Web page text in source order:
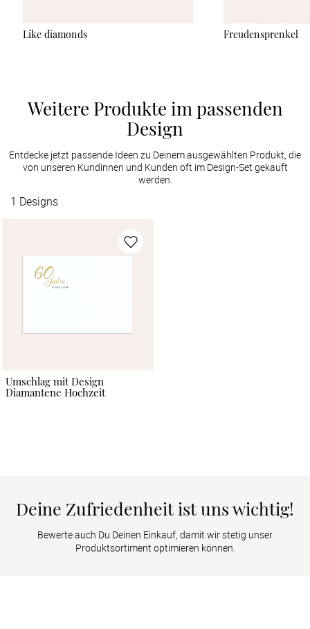
Like diamonds Freudensprenkel
Weitere Produkte im passenden
Design
Entdecke jetzt passende Ideen zu Deinem ausgewählten Produkt, die
von unseren Kundinnen und Kunden oft im Design-Set gekauft
werden.
1 Designs
Umschlag mit Design
Diamantene Hochzeit
Deine Zufriedenheit ist uns wichtig!
Bewerte auch Du Deinen Einkauf, damit wir stetig unser
Produktsortiment optimieren können.